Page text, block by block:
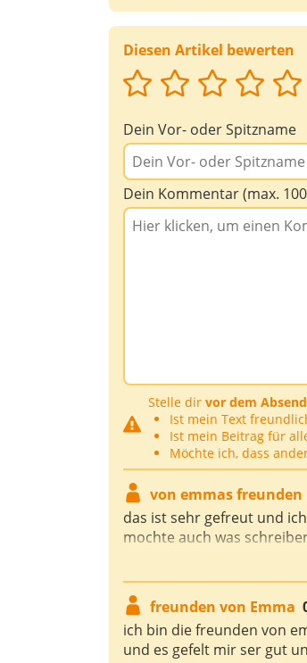
Diesen Artikel bewerten
Dein Vor- oder Spitzname
Dein Kommentar (max.
Stelle dir vor dem
Ist mein Text
Ist mein Beitrag für
Möchte ich, dass
von emmas freunden
das ist sehr gefreut und
mochte auch was
freue mich jdes mal hier
freunden von Emma
ich bin die freunden von
und es gefelt mir ser gut